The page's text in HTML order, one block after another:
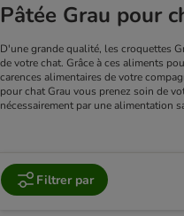
Pâtée Grau pour
D'une grande qualité, les croquettes
de votre chat. Grâce à ces aliments
carences alimentaires de votre
pour chat Grau vous prenez soin de
nécessairement par une alimentation
Filtrer par